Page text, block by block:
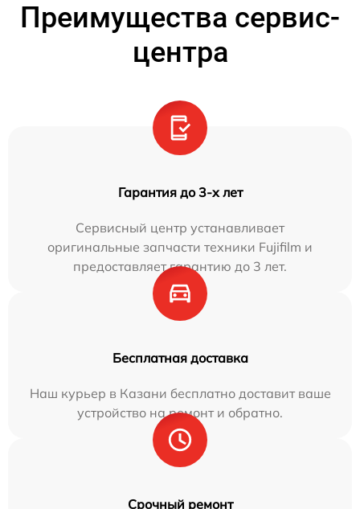
Преимущества сервис-
центра
Гарантия до 3-х лет
Сервисный центр устанавливает
оригинальные запчасти техники Fujifilm и
предоставляет гарантию до 3 лет.
Бесплатная доставка
Наш курьер в Казани бесплатно доставит ваше
устройство на ремонт и обратно.
Срочный ремонт